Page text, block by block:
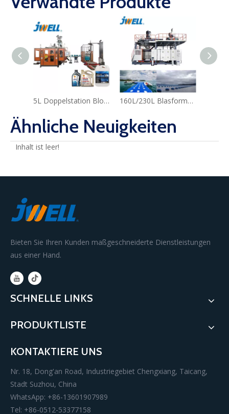
5L Doppelstation Blowsformmaschine für Plastikflaschen 160L/230L Blasformmaschine für Boje
Ähnliche Neuigkeiten
Inhalt ist leer!
Bieten Sie Ihren Kunden maßgeschneiderte Dienstleistungen
aus einer Hand.
SCHNELLE LINKS
PRODUKTLISTE
KONTAKTIERE UNS
Nr. 18, Dong'an Road, Industriegebiet Chengxiang, Taicang,
Stadt Suzhou, China
WhatsApp: +86-13601907989
Tel: +86-0512-53377158